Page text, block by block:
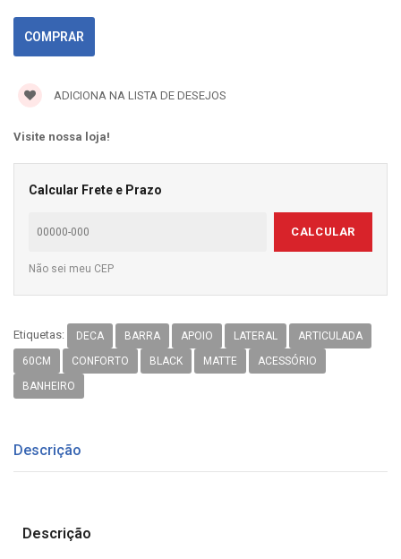
ADICIONA NA LISTA DE DESEJOS
Visite nossa loja!
Calcular Frete e Prazo
CALCULAR
Não sei meu CEP
Etiquetas: DECA BARRA APOIO LATERAL
ARTICULADA
60CM
CONFORTO BLACK MATTE
ACESSÓRIO
BANHEIRO
Descrição
Descrição